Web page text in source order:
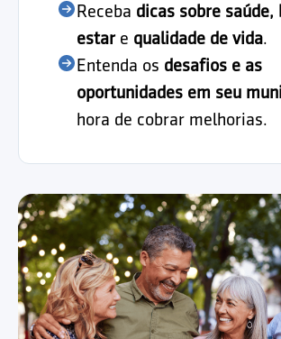
Receba dicas sobre saúde,
estare qualidade de vida.
Entenda os desafios e as
oportunidades em seu
hora de cobrar melhorias.